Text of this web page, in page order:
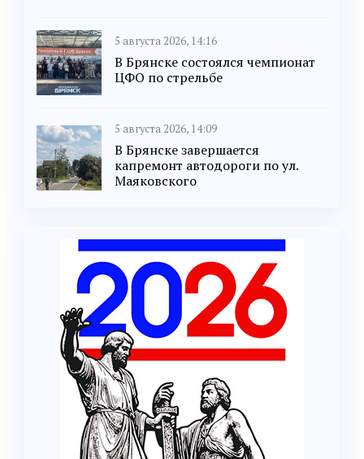
5 августа 2026, 14:16
В Брянске состоялся чемпионат
ЦФО по стрельбе
5 августа 2026, 14:09
В Брянске завершается
капремонт автодороги по ул.
Маяковского